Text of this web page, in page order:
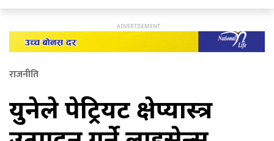
राजनीति
युक्रेनले पेट्रियट क्षेप्यास्त्र